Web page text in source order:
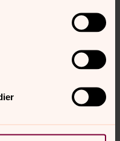
Öppna bildspel